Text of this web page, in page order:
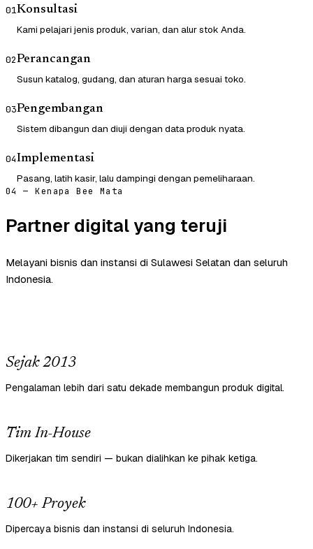
01Konsultasi
Kami pelajari jenis produk, varian, dan alur stok Anda.
02Perancangan
Susun katalog, gudang, dan aturan harga sesuai toko.
03Pengembangan
Sistem dibangun dan diuji dengan data produk nyata.
04Implementasi
Pasang, latih kasir, lalu dampingi dengan pemeliharaan.
04 — Kenapa Bee Mata
Partner digital yang teruji
Melayani bisnis dan instansi di Sulawesi Selatan dan seluruh
Indonesia.
Sejak 2013
Pengalaman lebih dari satu dekade membangun produk digital.
Tim In-House
Dikerjakan tim sendiri — bukan dialihkan ke pihak ketiga.
100+ Proyek
Dipercaya bisnis dan instansi di seluruh Indonesia.